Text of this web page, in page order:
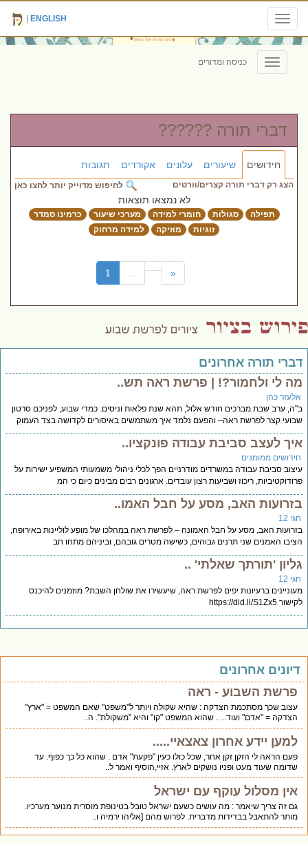
Toggle
navigation
ENGLISH
Toggle
navigation
כניסה ומדורים
דברי תורה ??????
חידושים שיעורים עלונים אקורדים תגובות
לחיפוש מדוייק יותר לחצו כאן הצג רק דברי תורה קצרים/וורטים
לא נמצאו תוצאות
תפילה סגולות חומרי למידה מערכי שיעור
כרמינו סמדר
זוגיות
מוזיקה למידה מרחוק
1 «
דברי תורה אחרונים
מה לי ולחמור?! | פרשת ראה תש..
אלעזר כהן
ב"ה, ערב שבת מברכים חודש אלול, תהא שנת פלאות וניסים. כמדי שבוע, לפניכם סרטון
שבועי קצר לפרשת ראה– והפעם נלמד איך משתמשים באיסורים לקדושה בצד העמוק
איך לעצב סביבת עבודה פונקציו..
חידושים ממומנים
עיצוב סביבת עבודה במשרדים מודרניים הפך לכלי ניהולי משמעותי המשפיע ישירות על
פרודוקטיביות, ריכוז ושביעות רצון עובדים. ארגונים רבים מבינים כיום כי המ
בזרועות האב, מסע על חבל האמו..
חגי 12
בזרועות האב, מסע על חבל האמונה – לפרשת ראה במהלכו של מופע לוליינות באירופה,
הציבו האמנים שני תרנים גבוהים, כשישה מטרים גובהם, וביניהם מתחו חב
גליון 'תורתך שאלתי' ..
חגי 12
מעוניינים ברעיונות יפים לפרשת ראה, שיעשירו את שולחן השבת? מוזמנים להיכנס
לקישור https://did.li/S1Zx5
דיונים אחרונים
פרשת השבוע - ראה
עצוב שכך מסתכמת הצדקה : שהיא שקולה ויותר ל"משפט" שאם המשפט = "ארץ"
הצדקה = "אדם" ועוד... . שהוא המשפט "קו" והיא "משקולת". ה..
למען יידע אחרון צאצאיי.....
פעם הראה לי הזקן זקן אחר, שכל כולו כעין "פקעת" אדם . שהוא כל כך כפוף. עד
שדומה שעוד מעט ופניו נושקים לארץ. אזיי,הוסיף ואמר ל..
אין מסלול עוקף עם ישראל
גם זה צריך שיאמר : מה עושים כשעם ישראל טובל בטינופת מוסרית מנוער מערכיו.
מותר להתאבל בבדידות מדברית. לפרוש מהם [אליהו ירמיה ו..